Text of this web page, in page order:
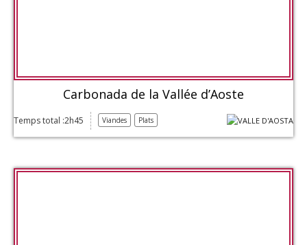
Carbonada de la Vallée d’Aoste
Temps total :2h45 Viandes Plats